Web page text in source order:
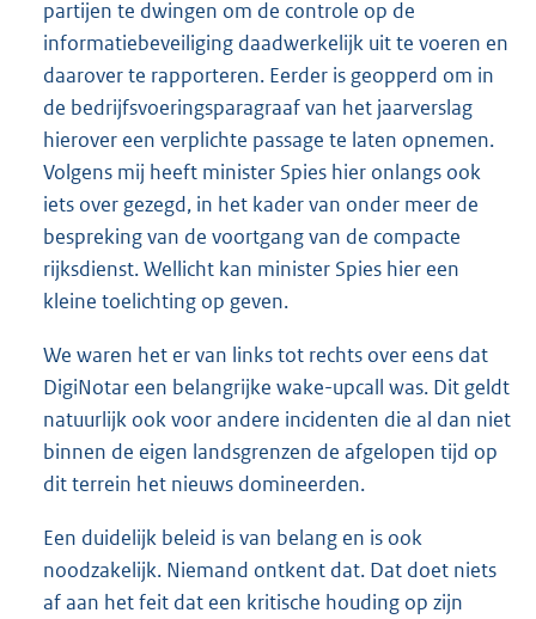
partijen te dwingen om de controle op de
informatiebeveiliging daadwerkelijk uit te voeren en
daarover te rapporteren. Eerder is geopperd om in
de bedrijfsvoeringsparagraaf van het jaarverslag
hierover een verplichte passage te laten opnemen.
Volgens mij heeft minister Spies hier onlangs ook
iets over gezegd, in het kader van onder meer de
bespreking van de voortgang van de compacte
rijksdienst. Wellicht kan minister Spies hier een
kleine toelichting op geven.
We waren het er van links tot rechts over eens dat
DigiNotar een belangrijke wake-upcall was. Dit geldt
natuurlijk ook voor andere incidenten die al dan niet
binnen de eigen landsgrenzen de afgelopen tijd op
dit terrein het nieuws domineerden.
Een duidelijk beleid is van belang en is ook
noodzakelijk. Niemand ontkent dat. Dat doet niets
af aan het feit dat een kritische houding op zijn